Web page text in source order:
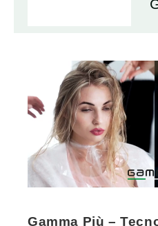
Gamma Più –